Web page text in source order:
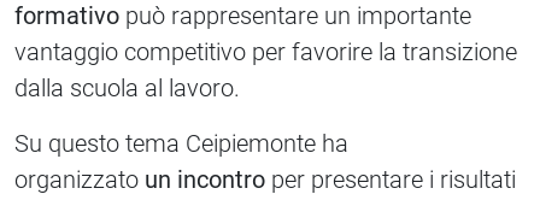
formativo può rappresentare un importante
vantaggio competitivo per favorire la transizione
dalla scuola al lavoro.
Su questo tema Ceipiemonte ha
organizzato un incontro per presentare i risultati